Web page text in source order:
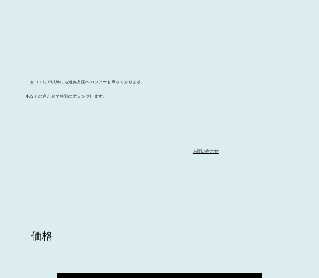
ニセコエリア以外にも道央方面へのツアーも承っております。
あなたに合わせて特別にアレンジします。
お問い合わせ
価格